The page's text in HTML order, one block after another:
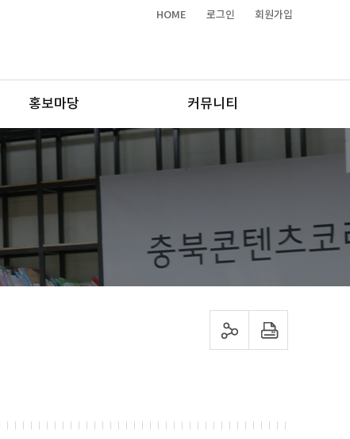
HOME 로그인 회원가입
홍보마당 커뮤니티
sns 공유하기 프린트하기